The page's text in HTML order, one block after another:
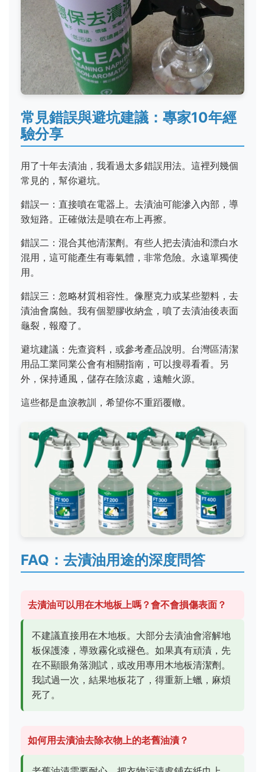
常見錯誤與避坑建議：專家10年經
驗分享
用了十年去漬油，我看過太多錯誤用法。這裡列幾個
常見的，幫你避坑。
錯誤一：直接噴在電器上。去漬油可能滲入內部，導
致短路。正確做法是噴在布上再擦。
錯誤二：混合其他清潔劑。有些人把去漬油和漂白水
混用，這可能產生有毒氣體，非常危險。永遠單獨使
用。
錯誤三：忽略材質相容性。像壓克力或某些塑料，去
漬油會腐蝕。我有個塑膠收納盒，噴了去漬油後表面
龜裂，報廢了。
避坑建議：先查資料，或參考產品說明。台灣區清潔
用品工業同業公會有相關指南，可以搜尋看看。另
外，保持通風，儲存在陰涼處，遠離火源。
這些都是血淚教訓，希望你不重蹈覆轍。
FAQ：去漬油用途的深度問答
去漬油可以用在木地板上嗎？會不會損傷表面？
不建議直接用在木地板。大部分去漬油會溶解地
板保護漆，導致霧化或褪色。如果真有頑漬，先
在不顯眼角落測試，或改用專用木地板清潔劑。
我試過一次，結果地板花了，得重新上蠟，麻煩
死了。
如何用去漬油去除衣物上的老舊油漬？